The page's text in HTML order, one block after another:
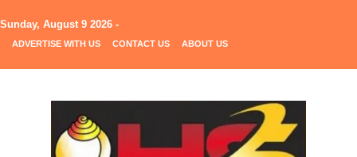
Sunday, August 9 2026 -
ADVERTISE WITH US CONTACT US ABOUT US